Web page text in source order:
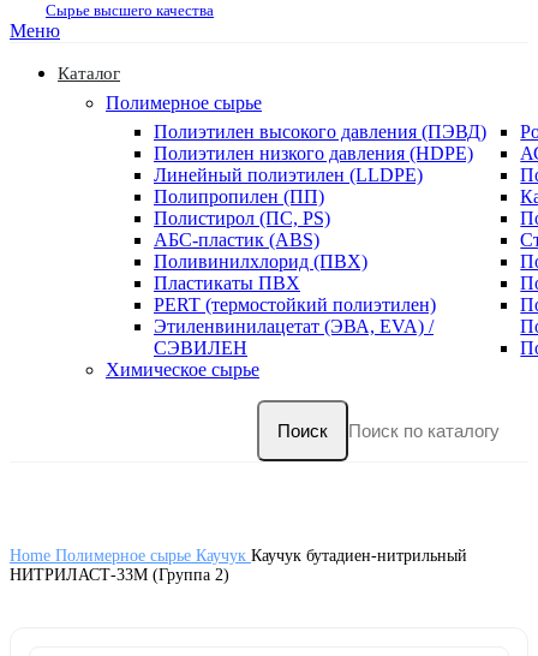
Сырье высшего качества
Меню
Каталог
Полимерное сырье
Полиэтилен высокого давления (ПЭВД)
Полиэтилен низкого давления (HDPE)
Линейный полиэтилен (LLDPE)
Полипропилен (ПП)
Полистирол (ПС, PS)
АБС-пластик (ABS)
Поливинилхлорид (ПВХ)
Пластикаты ПВХ
PERT (термостойкий полиэтилен)
Этиленвинилацетат (ЭВА, EVA) /
СЭВИЛЕН
Химическое сырье
Поиск
Home Полимерное сырье Каучук Каучук бутадиен-нитрильный
НИТРИЛАСТ-33М (Группа 2)